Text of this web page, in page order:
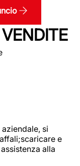
si
e
alla